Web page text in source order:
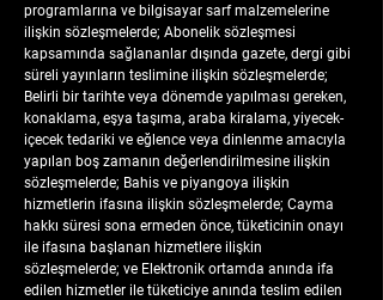
programlarına ve bilgisayar sarf malzemelerine
ilişkin sözleşmelerde; Abonelik sözleşmesi
kapsamında sağlananlar dışında gazete, dergi gibi
süreli yayınların teslimine ilişkin sözleşmelerde;
Belirli bir tarihte veya dönemde yapılması gereken,
konaklama, eşya taşıma, araba kiralama, yiyecek-
içecek tedariki ve eğlence veya dinlenme amacıyla
yapılan boş zamanın değerlendirilmesine ilişkin
sözleşmelerde; Bahis ve piyangoya ilişkin
hizmetlerin ifasına ilişkin sözleşmelerde; Cayma
hakkı süresi sona ermeden önce, tüketicinin onayı
ile ifasına başlanan hizmetlere ilişkin
sözleşmelerde; ve Elektronik ortamda anında ifa
edilen hizmetler ile tüketiciye anında teslim edilen